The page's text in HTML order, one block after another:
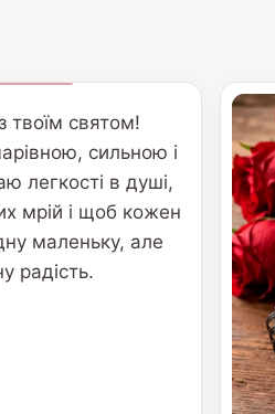
твоїм святом!
сильною і
легкості в душі,
мрій і щоб кожен
маленьку, але
радість.